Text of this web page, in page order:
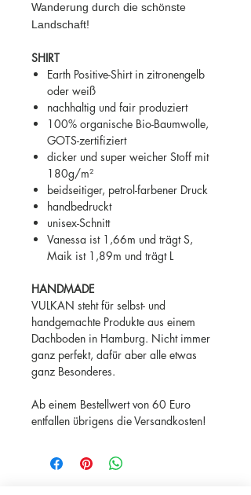
Wanderung durch die schönste
Landschaft!
SHIRT
Earth Positive-Shirt in zitronengelb
oder weiß
nachhaltig und fair produziert
100% organische Bio-Baumwolle,
GOTS-zertifiziert
dicker und super weicher Stoff mit
180g/m²
beidseitiger, petrol-farbener Druck
handbedruckt
unisex-Schnitt
Vanessa ist 1,66m und trägt S,
Maik ist 1,89m und trägt L
HANDMADE
VULKAN steht für selbst- und
handgemachte Produkte aus einem
Dachboden in Hamburg. Nicht immer
ganz perfekt, dafür aber alle etwas
ganz Besonderes.
Ab einem Bestellwert von 60 Euro
entfallen übrigens die Versandkosten!